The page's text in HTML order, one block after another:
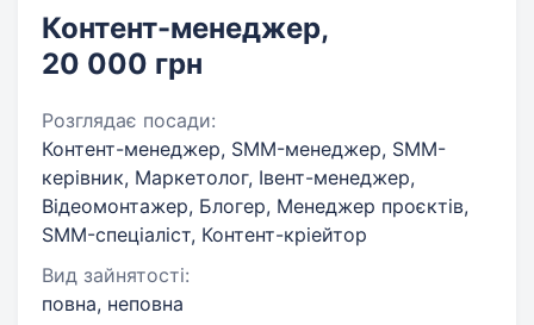
Контент-менеджер,
20 000 грн
Розглядає посади:
Контент-менеджер, SMM-менеджер, SMM-
керівник, Маркетолог, Івент-менеджер,
Відеомонтажер, Блогер, Менеджер проєктів,
SMM-спеціаліст, Контент-кріейтор
Вид зайнятості:
повна, неповна